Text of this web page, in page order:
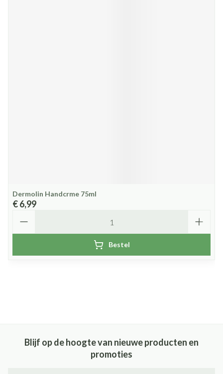
Dermolin Handcrme 75ml
€ 6,99
Bestel
Blijf op de hoogte van nieuwe producten en
promoties